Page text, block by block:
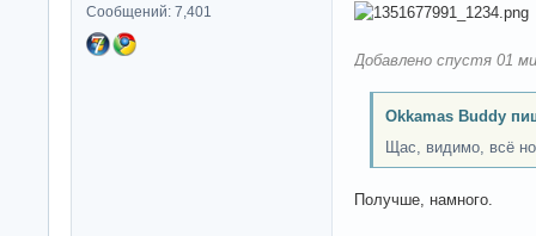
Сообщений: 7,401
Добавлено спустя 01
Okkamas Buddy
Щас, видимо, всё
Получше, намного.